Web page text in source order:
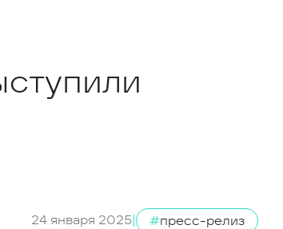
24 января 2025| #пресс-релиз